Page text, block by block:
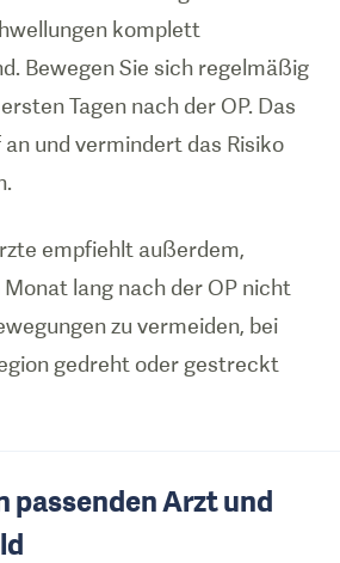
komplett
Bewegen Sie sich regelmäßig
Tagen nach der OP. Das
und vermindert das Risiko
empfiehlt außerdem,
lang nach der OP nicht
zu vermeiden, bei
gedreht oder gestreckt
passenden Arzt und